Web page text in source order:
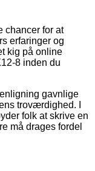
chancer for at
erfaringer og
kig på online
8 inden du
gavnlige
troværdighed. I
folk at skrive en
må drages fordel